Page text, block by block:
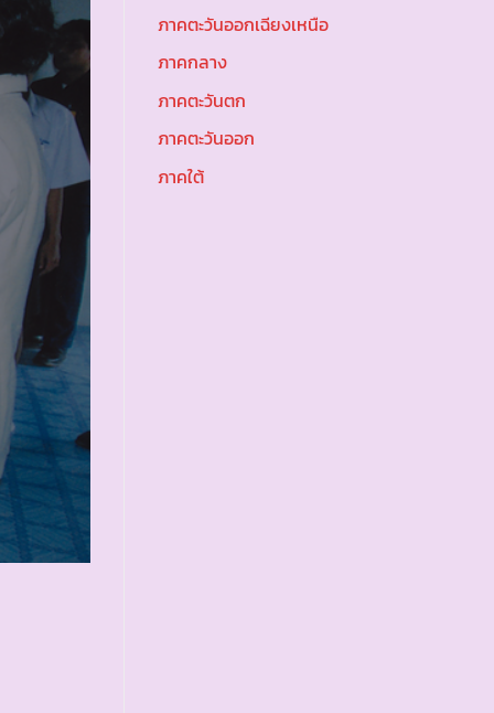
ภาคตะวันออกเฉียงเหนือ
ภาคกลาง
ภาคตะวันตก
ภาคตะวันออก
ภาคใต้